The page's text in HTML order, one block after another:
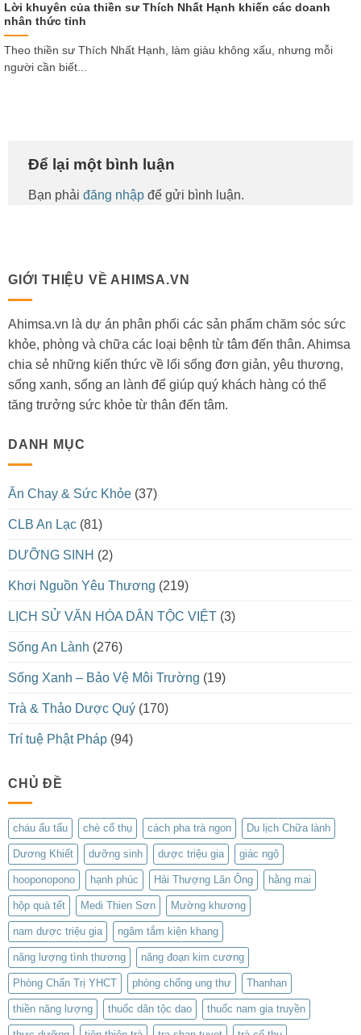
Lời khuyên của thiền sư Thích Nhất Hạnh khiến các doanh
nhân thức tỉnh
Theo thiền sư Thích Nhất Hạnh, làm giàu không xấu, nhưng mỗi
người cần biết...
Để lại một bình luận
Bạn phải đăng nhập để gửi bình luận.
GIỚI THIỆU VỀ AHIMSA.VN
Ahimsa.vn là dự án phân phối các sản phẩm chăm sóc sức
khỏe, phòng và chữa các loại bệnh từ tâm đến thân. Ahimsa
chia sẻ những kiến thức về lối sống đơn giản, yêu thương,
sống xanh, sống an lành để giúp quý khách hàng có thể
tăng trưởng sức khỏe từ thân đến tâm.
DANH MỤC
Ăn Chay & Sức Khỏe (37)
CLB An Lạc (81)
DƯỠNG SINH (2)
Khơi Nguồn Yêu Thương (219)
LỊCH SỬ VĂN HÓA DÂN TỘC VIỆT (3)
Sống An Lành (276)
Sống Xanh – Bảo Vệ Môi Trường (19)
Trà & Thảo Dược Quý (170)
Trí tuệ Phật Pháp (94)
CHỦ ĐỀ
cháu ấu tẩu chè cổ thụ cách pha trà ngon Du lịch Chữa lành
Dương Khiết dưỡng sinh dược triệu gia giác ngộ
hooponopono hạnh phúc Hải Thượng Lãn Ông hằng mai
hộp quà tết Medi Thien Sơn Mường khương
nam dược triệu gia ngâm tắm kiện khang
năng lượng tình thương năng đoạn kim cương
Phòng Chẩn Trị YHCT phòng chống ung thư Thanhan
thiền năng lượng thuốc dân tộc dao thuốc nam gia truyền